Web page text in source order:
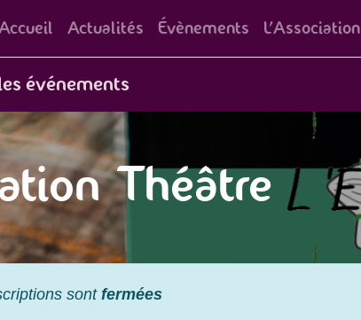
Actualités Évènements L'Association
événements
Théâtre
sont fermées